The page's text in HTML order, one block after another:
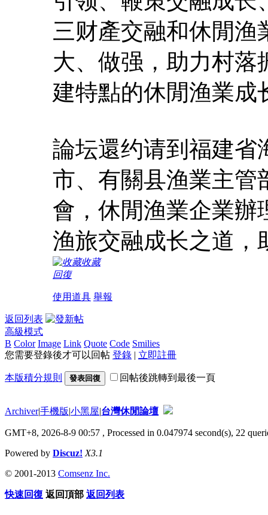
三财產交融和休閒渔
大、做强，助力村落
建特點的休閒渔業成
論坛還约请到福建省
市、有關县渔業主管
會，休閒渔業企業辦
渔旅交融成长之道，
收藏
回復
使用道具 舉報
返回列表
高級模式
B Color Image Link Quote Code Smilies
您需要登錄後才可以回帖 登錄 | 立即註冊
本版積分規則 發表回復 回帖後跳轉到最後一頁
Archiver|手機版|小黑屋|台灣休閒論壇
GMT+8, 2026-8-9 00:57 , Processed in 0.047974 second(s), 22
Powered by Discuz! X3.1
© 2001-2013 Comsenz Inc.
快速回復 返回頂部 返回列表